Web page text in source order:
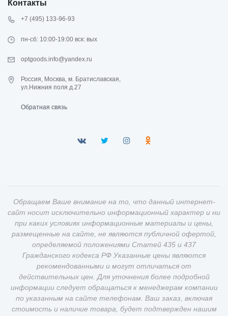
Контакты
+7 (495) 133-96-93
пн-сб: 10:00-19:00 вск: вых
optgoods.info@yandex.ru
Россия, Москва, м. Братиславская,
ул.Нижния поля д.27
Обратная связь
Обращаем Ваше внимание на то, что данный интернет-
сайт носит исключительно информационный характер и ни
при каких условиях информационные материалы и цены,
размещенные на сайте, не являются публичной офертой,
определяемой положениями Статей 435 и 437
Гражданского кодекса РФ Указанные цены являются
рекомендованными и могут отличаться от
действительных цен. Для уточнения более подробной
информации следует обращаться к менеджерам компании
по указанным на сайте телефонам. Ваш заказ, включая
стоимость и наличие товара, будет подтвержден нашим